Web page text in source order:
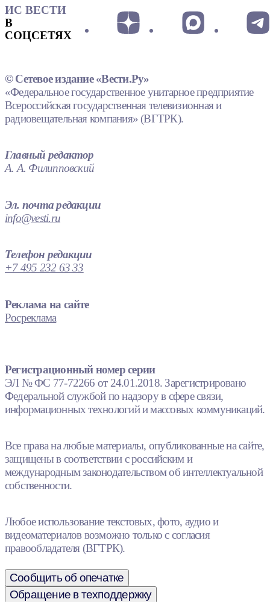
ИС ВЕСТИ
В
СОЦСЕТЯХ
© Сетевое издание «Вести.Ру»
«Федеральное государственное унитарное предприятие
Всероссийская государственная телевизионная и
радиовещательная компания» (ВГТРК).
Главный редактор
А. А. Филипповский
Эл. почта редакции
info@vesti.ru
Телефон редакции
+7 495 232 63 33
Реклама на сайте
Росреклама
Регистрационный номер серии
ЭЛ № ФС 77-72266 от 24.01.2018. Зарегистрировано
Федеральной службой по надзору в сфере связи,
информационных технологий и массовых коммуникаций.
Все права на любые материалы, опубликованные на сайте,
защищены в соответствии с российским и
международным законодательством об интеллектуальной
собственности.
Любое использование текстовых, фото, аудио и
видеоматериалов возможно только с согласия
правообладателя (ВГТРК).
Сообщить об опечатке
Обращение в техподдержку